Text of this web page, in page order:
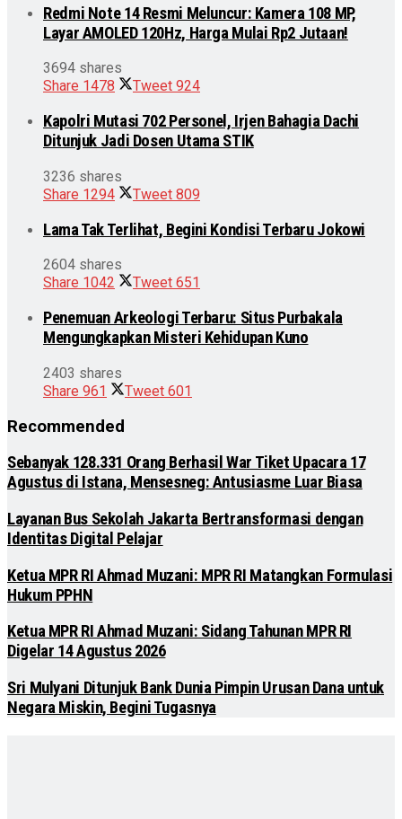
Redmi Note 14 Resmi Meluncur: Kamera 108 MP,
Layar AMOLED 120Hz, Harga Mulai Rp2 Jutaan!
3694 shares
Share 1478 Tweet 924
Kapolri Mutasi 702 Personel, Irjen Bahagia Dachi
Ditunjuk Jadi Dosen Utama STIK
3236 shares
Share 1294 Tweet 809
Lama Tak Terlihat, Begini Kondisi Terbaru Jokowi
2604 shares
Share 1042 Tweet 651
Penemuan Arkeologi Terbaru: Situs Purbakala
Mengungkapkan Misteri Kehidupan Kuno
2403 shares
Share 961 Tweet 601
Recommended
Sebanyak 128.331 Orang Berhasil War Tiket Upacara 17
Agustus di Istana, Mensesneg: Antusiasme Luar Biasa
Layanan Bus Sekolah Jakarta Bertransformasi dengan
Identitas Digital Pelajar
Ketua MPR RI Ahmad Muzani: MPR RI Matangkan Formulasi
Hukum PPHN
Ketua MPR RI Ahmad Muzani: Sidang Tahunan MPR RI
Digelar 14 Agustus 2026
Sri Mulyani Ditunjuk Bank Dunia Pimpin Urusan Dana untuk
Negara Miskin, Begini Tugasnya